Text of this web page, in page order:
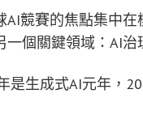
AI競賽的焦點集中
個關鍵領域：AI治
是生成式AI元年，